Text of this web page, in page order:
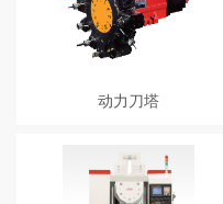
动力刀塔
高； 定位精度与重复精度高； 刀塔
转到与分割定位采用高性能伺服马
达驱动。动作快速、定位精准； 换